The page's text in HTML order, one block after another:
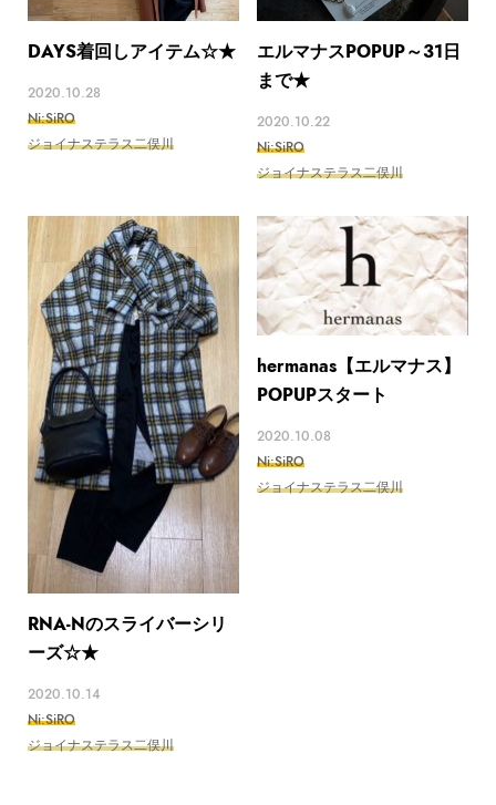
DAYS着回しアイテム☆★
2020.10.28
Ni:SiRO
ジョイナステラス二俣川
エルマナスPOPUP～31日
まで★
2020.10.22
Ni:SiRO
ジョイナステラス二俣川
RNA-Nのスライバーシリ
ーズ☆★
2020.10.14
Ni:SiRO
ジョイナステラス二俣川
hermanas【エルマナス】
POPUPスタート
2020.10.08
Ni:SiRO
ジョイナステラス二俣川